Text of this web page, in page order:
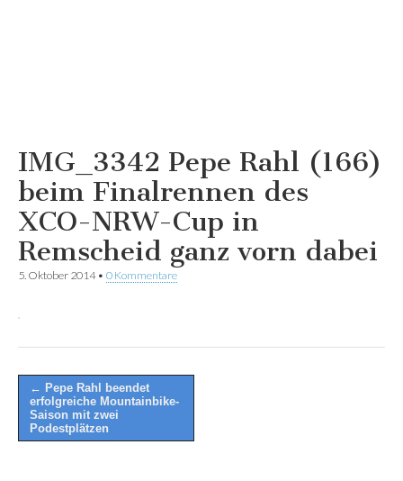
IMG_3342 Pepe Rahl (166)
beim Finalrennen des
XCO-NRW-Cup in
Remscheid ganz vorn dabei
5. Oktober 2014• 0 Kommentare
Post
navigation
← Pepe Rahl beendet
erfolgreiche Mountainbike-
Saison mit zwei
Podestplätzen